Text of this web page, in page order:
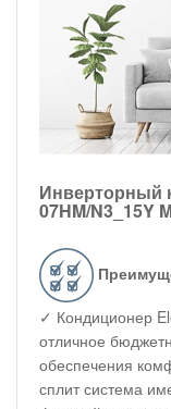
Инверторный
07HM/N3_15Y
✓ Кондиционер
отличное
обеспечения
сплит система